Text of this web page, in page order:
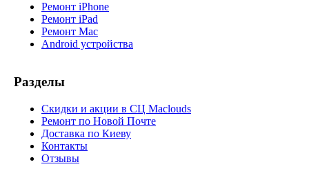
Ремонт iPhone
Ремонт iPad
Ремонт Mac
Android устройства
Разделы
Скидки и акции в СЦ Maclouds
Ремонт по Новой Почте
Доставка по Киеву
Контакты
Отзывы